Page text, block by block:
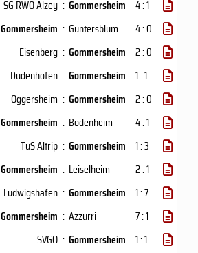
SG RWO Alzey : Gommersheim 4 : 1
Gommersheim : Guntersblum
4 : 0
Eisenberg : Gommersheim 2 : 0
Dudenhofen : Gommersheim 1 : 1
Oggersheim : Gommersheim 2 : 0
Gommersheim : Bodenheim
4 : 1
TuS Altrip : Gommersheim 1 : 3
Gommersheim : Leiselheim
2 : 1
Ludwigshafen : Gommersheim 1 : 7
Gommersheim : Azzurri
7 : 1
SVGO : Gommersheim 1 : 1